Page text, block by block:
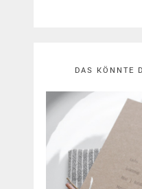
DAS KÖNNTE